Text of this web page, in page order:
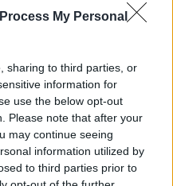
My Personal
sharing to third parties, or
information for
use the below opt-out
Please note that after your
may continue seeing
information utilized by
to third parties prior to
de la FIFA